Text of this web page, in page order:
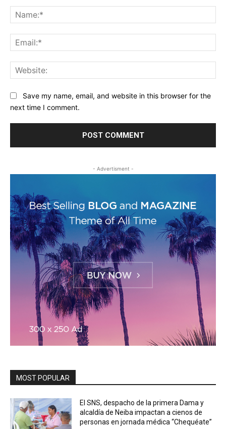
Save my name, email, and website in this browser for the
next time I comment.
- Advertisment -
MOST POPULAR
El SNS, despacho de la primera Dama y
alcaldía de Neiba impactan a cienos de
personas en jornada médica “Chequéate”